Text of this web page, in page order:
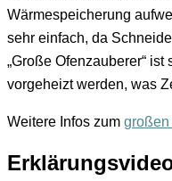
Wärmespeicherung
sehr einfach, da
„Große Ofenzauberer“
vorgeheizt werden, was
Weitere Infos zum großen